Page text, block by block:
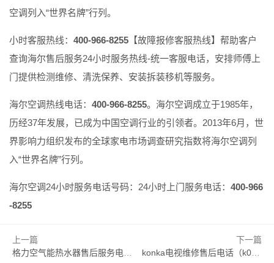
空调列入“世界名牌”行列。
小时客服热线： 400-966-8255 【故障报修客服热线】帮助客户
查询海尔售后服务24小时服务热线-统一客服电话，安排师傅上
门提供检测维修、清洗保养、安装拆装移机等服务。
海尔空调热线电话： 400-966-8255。海尔空调成立于1985年，
历经37年发展，已成为中国空调行业的引领者。2013年6月，世
界影响力组织发布的全球家电市场调查研究指数将海尔空调列
入“世界名牌”行列。
海尔空调24小时服务电话号码：24小时上门服务电话： 400-966
-8255
上一篇
格力空气能热水器售后服务电话（格力空气能热水器售后服务电话3）
下一篇
konka电视维修售后电话（k0nka电视售后电话）